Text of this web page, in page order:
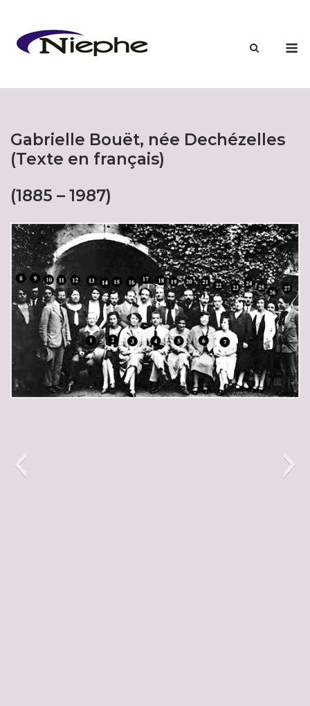
content
Gabrielle Bouët, née Dechézelles
(Texte en français)
(1885 – 1987)